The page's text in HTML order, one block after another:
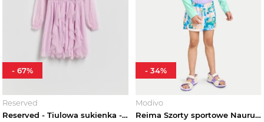
Reserved
Reserved - Tiulowa sukienka - fioletowy
-67%
Modivo
Reima Szorty sportowe Nauru 5200158E Niebieski Regular Fit
- 34%